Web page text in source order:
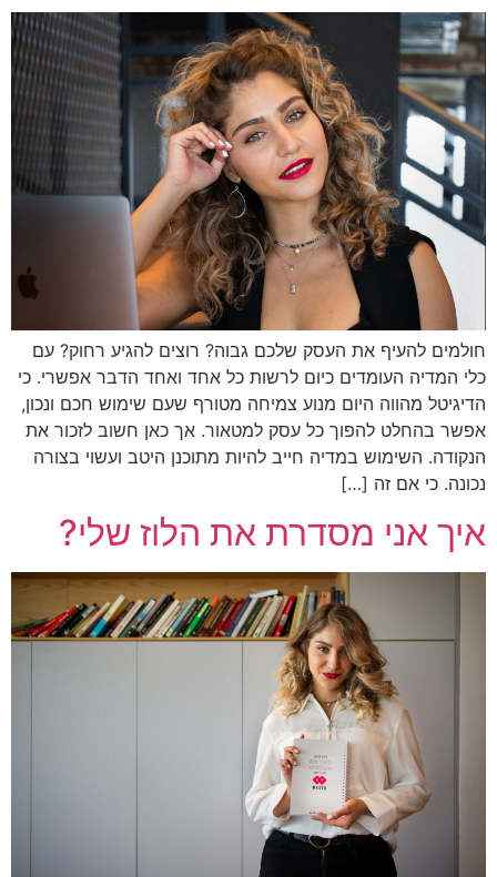
חולמים להעיף את העסק שלכם גבוה? רוצים להגיע רחוק? עם
כלי המדיה העומדים כיום לרשות כל אחד ואחד הדבר אפשרי. כי
הדיגיטל מהווה היום מנוע צמיחה מטורף שעם שימוש חכם ונכון,
אפשר בהחלט להפוך כל עסק למטאור. אך כאן חשוב לזכור את
הנקודה. השימוש במדיה חייב להיות מתוכנן היטב ועשוי בצורה
נכונה. כי אם זה […]
איך אני מסדרת את הלוז שלי?